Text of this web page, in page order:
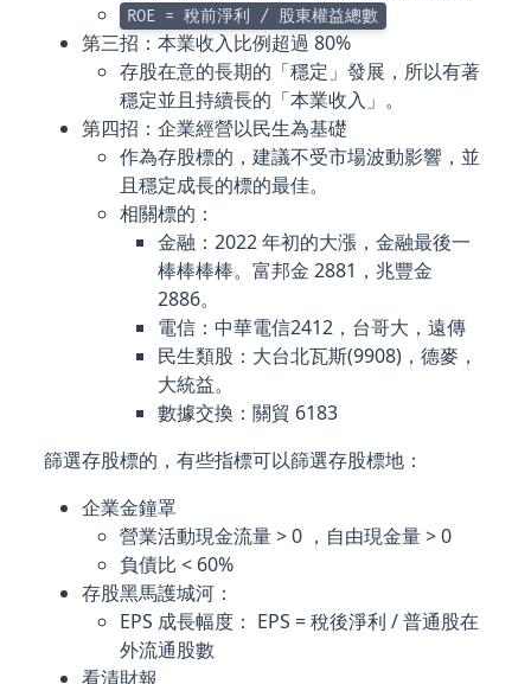
ROE = 稅前淨利 / 股東權益總數
第三招：本業收入比例超過 80%
存股在意的長期的「穩定」發展，所以有著
穩定並且持續長的「本業收入」。
第四招：企業經營以民生為基礎
作為存股標的，建議不受市場波動影響，並
且穩定成長的標的最佳。
相關標的：
金融：2022 年初的大漲，金融最後一
棒棒棒棒。富邦金 2881，兆豐金
2886。
電信：中華電信2412，台哥大，遠傳
民生類股：大台北瓦斯(9908)，德麥，
大統益。
數據交換：關貿 6183
篩選存股標的，有些指標可以篩選存股標地：
企業金鐘罩
營業活動現金流量 > 0 ，自由現金量 > 0
負債比 < 60%
存股黑馬護城河：
EPS 成長幅度： EPS = 稅後淨利 / 普通股在
外流通股數
看清財報